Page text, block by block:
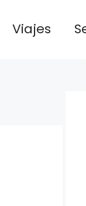
Viajes